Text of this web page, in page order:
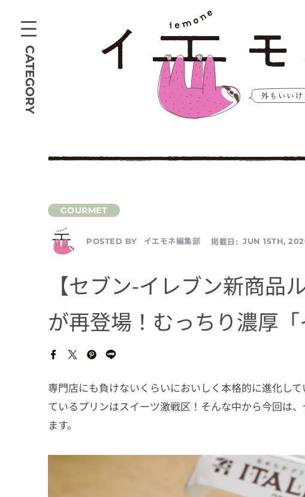
CATEGORY
POSTED BY イエモネ編集部 掲載日: JUN 15TH,
【セブン-イレブン新商品
が再登場！むっちり濃厚「
専門店にも負けないくらいにおいしく本格的に進化し
ているプリンはスイーツ激戦区！そんな中から今回は
ます。